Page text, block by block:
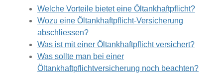
Welche Vorteile bietet eine Öltankhaftpflicht?
Wozu eine Öltankhaftpflicht-Versicherung
abschliessen?
Was ist mit einer Öltankhaftpflicht versichert?
Was sollte man bei einer
Öltankhaftpflichtversicherung noch beachten?